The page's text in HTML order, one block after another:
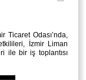
Ticaret Odası’nda,
İzmir Liman
ile bir iş toplantısı